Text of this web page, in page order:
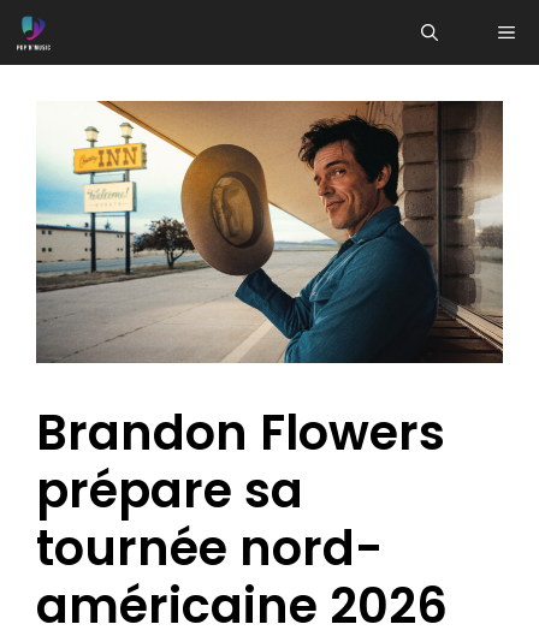
Aller
au
Brandon Flowers
prépare sa
tournée nord-
américaine 2026